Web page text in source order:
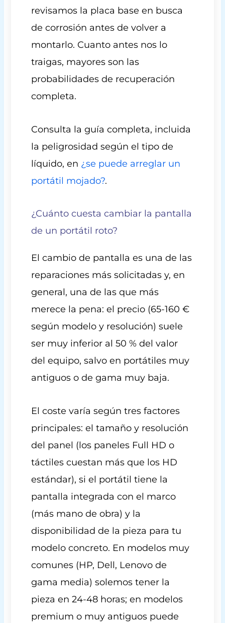
revisamos la placa base en busca
de corrosión antes de volver a
montarlo. Cuanto antes nos lo
traigas, mayores son las
probabilidades de recuperación
completa.
Consulta la guía completa, incluida
la peligrosidad según el tipo de
líquido, en ¿se puede arreglar un
portátil mojado?.
¿Cuánto cuesta cambiar la pantalla
de un portátil roto?
El cambio de pantalla es una de las
reparaciones más solicitadas y, en
general, una de las que más
merece la pena: el precio (65-160 €
según modelo y resolución) suele
ser muy inferior al 50 % del valor
del equipo, salvo en portátiles muy
antiguos o de gama muy baja.
El coste varía según tres factores
principales: el tamaño y resolución
del panel (los paneles Full HD o
táctiles cuestan más que los HD
estándar), si el portátil tiene la
pantalla integrada con el marco
(más mano de obra) y la
disponibilidad de la pieza para tu
modelo concreto. En modelos muy
comunes (HP, Dell, Lenovo de
gama media) solemos tener la
pieza en 24-48 horas; en modelos
premium o muy antiguos puede